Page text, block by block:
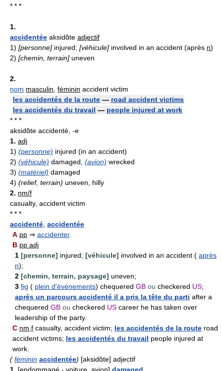
* * *
1.
accidentée aksidɑ̃te adjectif
1) [personne] injured; [véhicule] involved in an accident (après n)
2) [chemin, terrain] uneven
2.
nom masculin féminin accident victim
les accidentés de la route — road accident victims
les accidentés du travail — people injured at work
* * *
aksidɑ̃te accidenté, -e
1. adj
1) (personne) injured (in an accident)
2) (véhicule) damaged, (avion) wrecked
3) (matériel) damaged
4) (relief, terrain) uneven, hilly
2. nm/f
casualty, accident victim
* * *
accidenté accidentée
A pp ⇒ accidenter.
B pp adj
1 [personne] injured; [véhicule] involved in an accident ( après
n);
2 [chemin, terrain, paysage] uneven;
3 fig ( plein d'événements) chequered GB ou checkered US;
après un parcours accidenté il a pris la tête du parti after a
chequered GB ou checkered US career he has taken over
leadership of the party.
C nm,f casualty, accident victim; les accidentés de la route road
accident victims; les accidentés du travail people injured at
work.
( féminin accidentée) [aksidɑ̃te] adjectif